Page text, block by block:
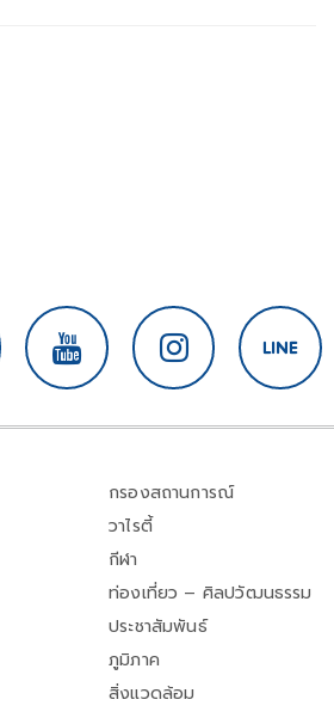
กรองสถานการณ์
วาไรตี้
กีฬา
ท่องเที่ยว – ศิลปวัฒนธรรม
ประชาสัมพันธ์
ภูมิภาค
สิ่งแวดล้อม